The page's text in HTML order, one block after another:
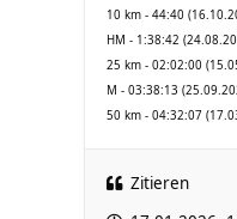
10 km - 44:40
HM - 1:38:42
25 km - 02:02:00
M - 03:38:13
50 km - 04:32:07
Zitieren